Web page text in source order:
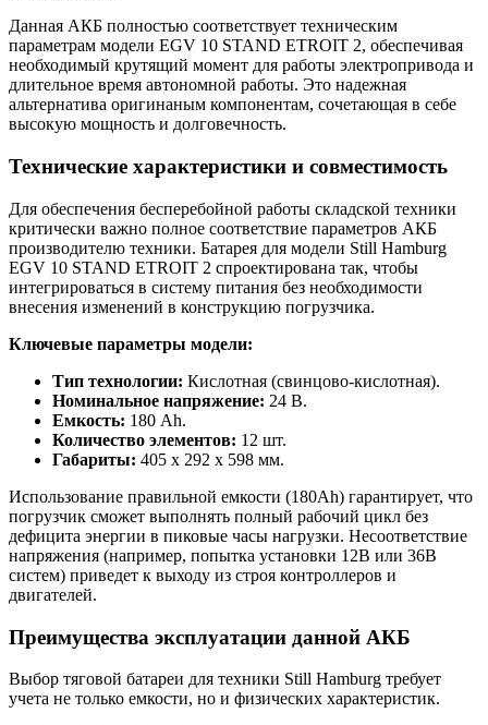
Данная АКБ полностью соответствует техническим
параметрам модели EGV 10 STAND ETROIT 2, обеспечивая
необходимый крутящий момент для работы электропривода и
длительное время автономной работы. Это надежная
альтернатива оригинаным компонентам, сочетающая в себе
высокую мощность и долговечность.
Технические характеристики и совместимость
Для обеспечения бесперебойной работы складской техники
критически важно полное соответствие параметров АКБ
производителю техники. Батарея для модели Still Hamburg
EGV 10 STAND ETROIT 2 спроектирована так, чтобы
интегрироваться в систему питания без необходимости
внесения изменений в конструкцию погрузчика.
Ключевые параметры модели:
Тип технологии: Кислотная (свинцово-кислотная).
Номинальное напряжение: 24 В.
Емкость: 180 Ah.
Количество элементов: 12 шт.
Габариты: 405 x 292 x 598 мм.
Использование правильной емкости (180Ah) гарантирует, что
погрузчик сможет выполнять полный рабочий цикл без
дефицита энергии в пиковые часы нагрузки. Несоответствие
напряжения (например, попытка установки 12В или 36В
систем) приведет к выходу из строя контроллеров и
двигателей.
Преимущества эксплуатации данной АКБ
Выбор тяговой батареи для техники Still Hamburg требует
учета не только емкости, но и физических характеристик.